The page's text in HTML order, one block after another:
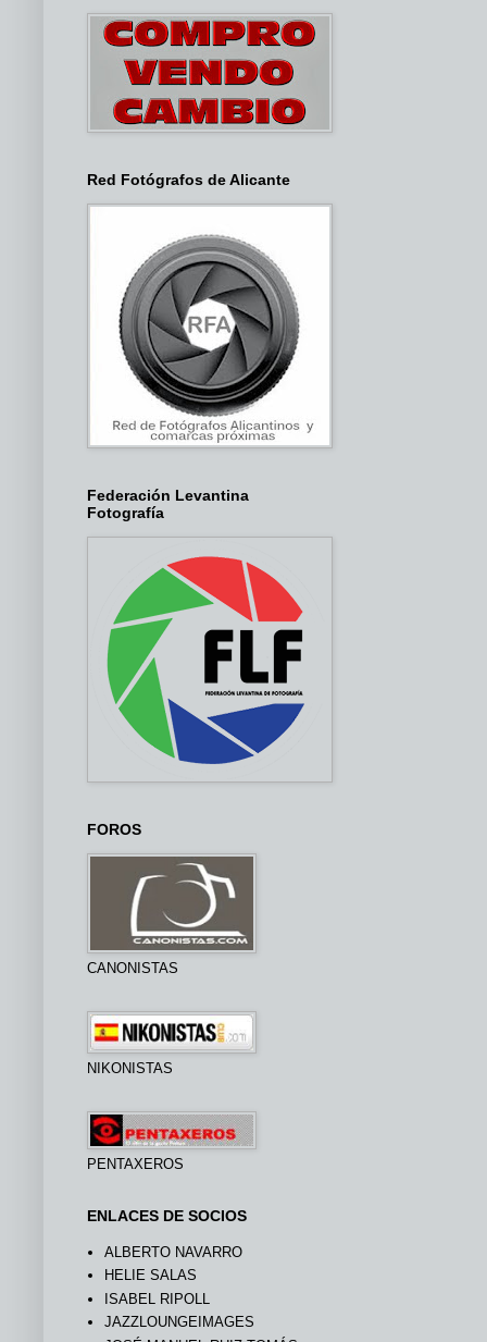
Red Fotógrafos de Alicante
Federación Levantina
Fotografía
FOROS
CANONISTAS
NIKONISTAS
PENTAXEROS
ENLACES DE SOCIOS
ALBERTO NAVARRO
HELIE SALAS
ISABEL RIPOLL
JAZZLOUNGEIMAGES